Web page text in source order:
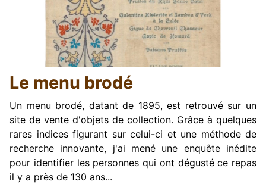
Le menu brodé
Un menu brodé, datant de 1895, est retrouvé sur un
site de vente d'objets de collection. Grâce à quelques
rares indices figurant sur celui-ci et une méthode de
recherche innovante, j'ai mené une enquête inédite
pour identifier les personnes qui ont dégusté ce repas
il y a près de 130 ans...